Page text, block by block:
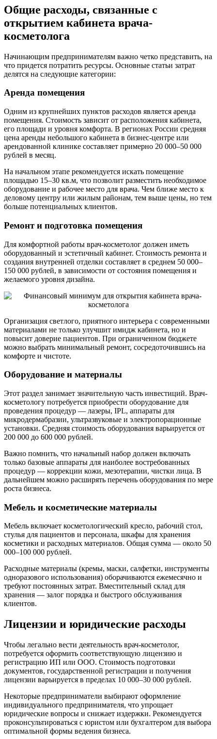
Общие расходы, связанные с
открытием кабинета врача-
косметолога
Начинающим предпринимателям важно четко представить, на
что придется потратить ресурсы. Основные статьи затрат
делятся на следующие категории:
Аренда помещения
Одним из крупнейших пунктов расходов является аренда
помещения. Стоимость зависит от расположения кабинета,
его площади и уровня комфорта. В регионах России средняя
цена аренды небольшого кабинета в бизнес-центре или
арендованной клинике составляет примерно 20 000–50 000
рублей в месяц.
На начальном этапе рекомендуется искать помещение
площадью 15–30 кв.м, что позволит разместить необходимое
оборудование и рабочее место для врача. Чем ближе место к
деловому центру или жилым районам, тем выше цены, но тем
больше потенциальных клиентов.
Ремонт и подготовка помещения
Для комфортной работы врач-косметолог должен иметь
оборудованный и эстетичный кабинет. Стоимость ремонта и
создания внутренней отделки составляет в среднем 50 000–
150 000 рублей, в зависимости от состояния помещения и
желаемого уровня дизайна.
Организация светлого, приятного интерьера с современными
материалами не только улучшит имидж кабинета, но и
повысит доверие пациентов. При ограниченном бюджете
можно выбрать минимальный ремонт, сосредоточившись на
комфорте и чистоте.
Оборудование и материалы
Этот раздел занимает значительную часть инвестиций. Врач-
косметологу потребуется приобрести оборудование для
проведения процедур — лазеры, IPL, аппараты для
микродермабразии, ультразвуковые и электропорационные
установки. Средняя стоимость оборудования варьируется от
200 000 до 600 000 рублей.
Важно помнить, что начальный набор должен включать
только базовые аппараты для наиболее востребованных
процедур — коррекции кожи, мезотерапии, чистки лица. В
дальнейшем можно расширять перечень оборудования по мере
роста бизнеса.
Мебель и косметические материалы
Мебель включает косметологический кресло, рабочий стол,
стулья для пациентов и персонала, шкафы для хранения
косметики и расходных материалов. Общая сумма — около 50
000–100 000 рублей.
Расходные материалы (кремы, маски, салфетки, инструменты
одноразового использования) оборачиваются ежемесячно и
требуют постоянных затрат. Вместительный склад для
хранения — залог порядка и быстрого обслуживания
клиентов.
Лицензии и юридические расходы
Чтобы легально вести деятельность врач-косметолог,
потребуется оформить соответствующую лицензию и
регистрацию ИП или ООО. Стоимость подготовки
документов, государственной регистрации и получения
лицензии варьируется в пределах 10 000–30 000 рублей.
Некоторые предприниматели выбирают оформление
индивидуального предпринимателя, что упрощает
юридические вопросы и снижает издержки. Рекомендуется
проконсультироваться с юристом или бухгалтером для выбора
оптимальной формы ведения бизнеса.